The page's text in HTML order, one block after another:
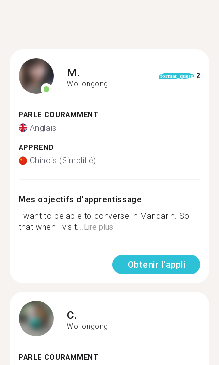
M.
Wollongong
format_quote 2
PARLE COURAMMENT
Anglais
APPREND
Chinois (Simplifié)
Mes objectifs d'apprentissage
I want to be able to converse in Mandarin. So
that when i visit...Lire plus
Obtenir l'appli
C.
Wollongong
PARLE COURAMMENT